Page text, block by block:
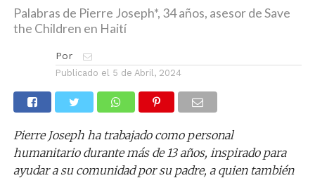
Palabras de Pierre Joseph*, 34 años, asesor de Save
the Children en Haití
Por
Publicado el 5 de Abril, 2024
Pierre Joseph ha trabajado como personal
humanitario durante más de 13 años, inspirado para
ayudar a su comunidad por su padre, a quien también